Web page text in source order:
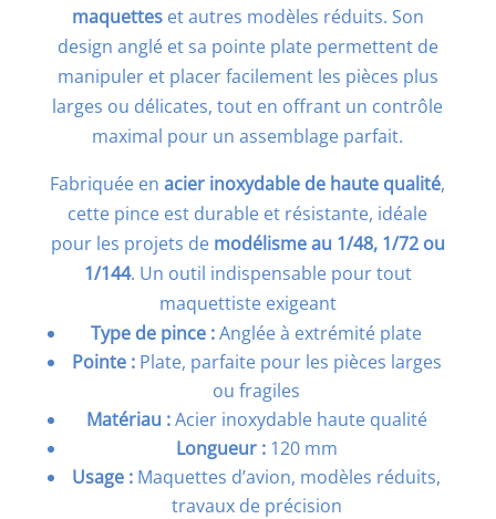
maquetteset autres modèles réduits. Son
design anglé et sa pointe plate permettent de
manipuler et placer facilement les pièces plus
larges ou délicates, tout en offrant un contrôle
maximal pour un assemblage parfait.
Fabriquée enacier inoxydable de haute qualité,
cette pince est durable et résistante, idéale
pour les projets de modélisme au 1/48, 1/72 ou
1/144. Un outil indispensable pour tout
maquettiste exigeant
Type de pince :Anglée à extrémité plate
Pointe :Plate, parfaite pour les pièces larges
ou fragiles
Matériau :Acier inoxydable haute qualité
Longueur :120 mm
Usage : Maquettes d’avion, modèles réduits,
travaux de précision